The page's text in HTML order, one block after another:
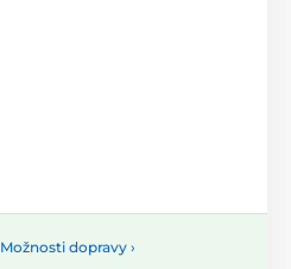
Možnosti dopravy ›